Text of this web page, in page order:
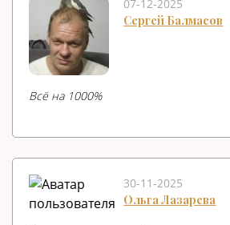
07-12-2025
Сергей Балмасов
Всë на 1000%
30-11-2025
Ольга Лазарева